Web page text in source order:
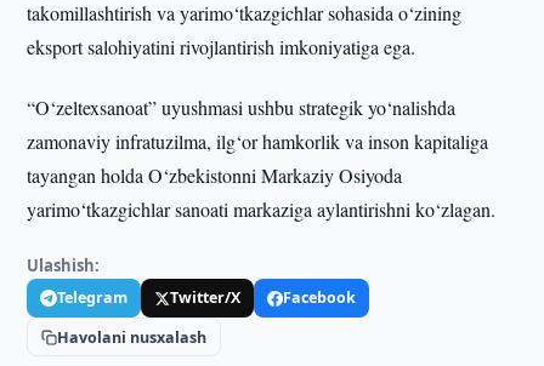
takomillashtirish va yarimo‘tkazgichlar sohasida o‘zining
eksport salohiyatini rivojlantirish imkoniyatiga ega.
“O‘zeltexsanoat” uyushmasi ushbu strategik yo‘nalishda
zamonaviy infratuzilma, ilg‘or hamkorlik va inson kapitaliga
tayangan holda O‘zbekistonni Markaziy Osiyoda
yarimo‘tkazgichlar sanoati markaziga aylantirishni ko‘zlagan.
Ulashish:
Telegram Twitter/X
Facebook
Havolani nusxalash